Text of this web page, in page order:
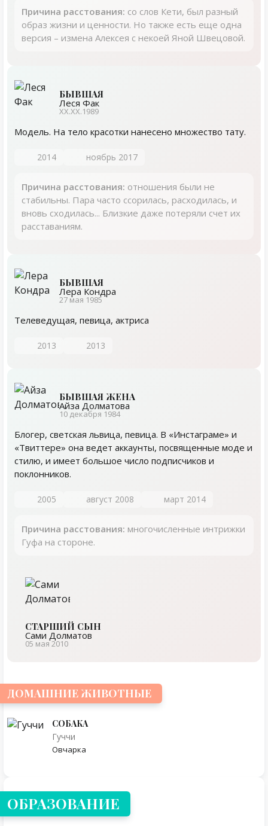
Причина расстования: со слов Кети, был разный
образ жизни и ценности. Но также есть еще одна
версия – измена Алексея с некоей Яной Швецовой.
БЫВШАЯ
Леся Фак
XX.XX.1989
Модель. На тело красотки нанесено множество тату.
2014 ноябрь 2017
Причина расстования: отношения были не
стабильны. Пара часто ссорилась, расходилась, и
вновь сходилась... Близкие даже потеряли счет их
расставаниям.
БЫВШАЯ
Лера Кондра
27 мая 1985
Телеведущая, певица, актриса
2013 2013
БЫВШАЯ ЖЕНА
Айза Долматова
10 декабря 1984
Блогер, светская львица, певица. В «Инстаграме» и
«Твиттере» она ведет аккаунты, посвященные моде и
стилю, и имеет большое число подписчиков и
поклонников.
2005 август 2008 март 2014
Причина расстования: многочисленные интрижки
Гуфа на стороне.
СТАРШИЙ СЫН
Сами Долматов
05 мая 2010
ДОМАШНИЕ ЖИВОТНЫЕ
СОБАКА
Гуччи
Овчарка
ОБРАЗОВАНИЕ